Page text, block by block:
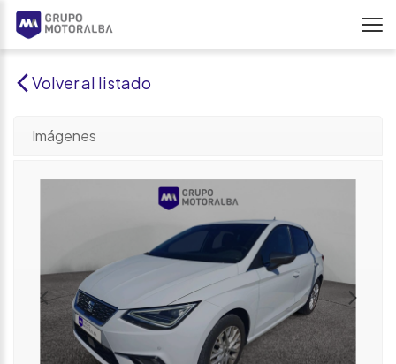
Volver al listado
Imágenes